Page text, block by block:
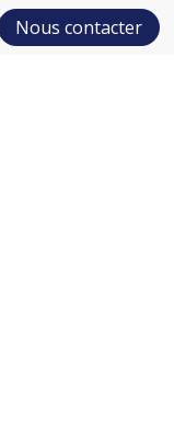
Nous contacter